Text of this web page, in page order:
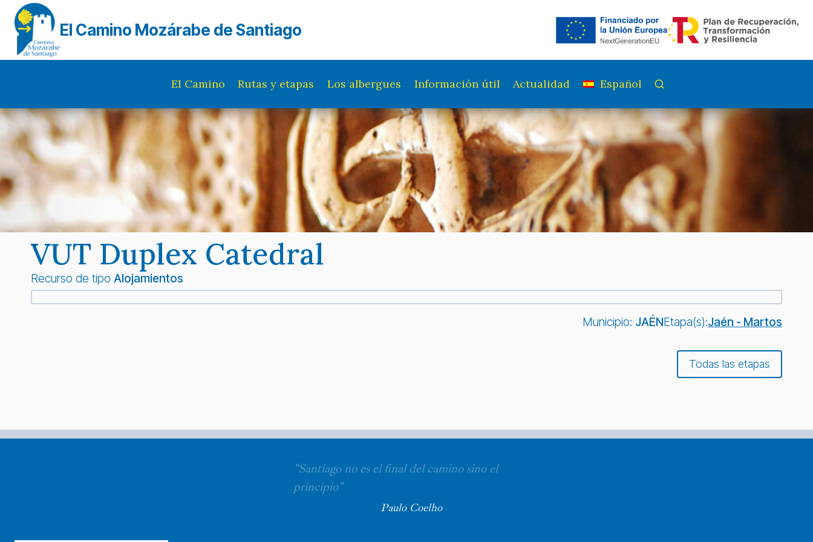
Saltar
contenido
El Camino Mozárabe de Santiago
El Camino Rutas y etapas Los albergues Información útil Actualidad Español
VUT Duplex Catedral
Recurso de tipo Alojamientos
Municipio: JAÉNEtapa(s):Jaén - Martos
Todas las etapas
"Santiago no es el final del camino sino el
principio"
Paulo Coelho